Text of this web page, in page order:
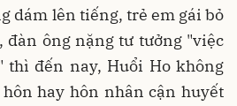
dám lên tiếng, trẻ em gái bỏ
đàn ông nặng tư tưởng "việc
thì đến nay, Huổi Ho không
hay hôn nhân cận huyết